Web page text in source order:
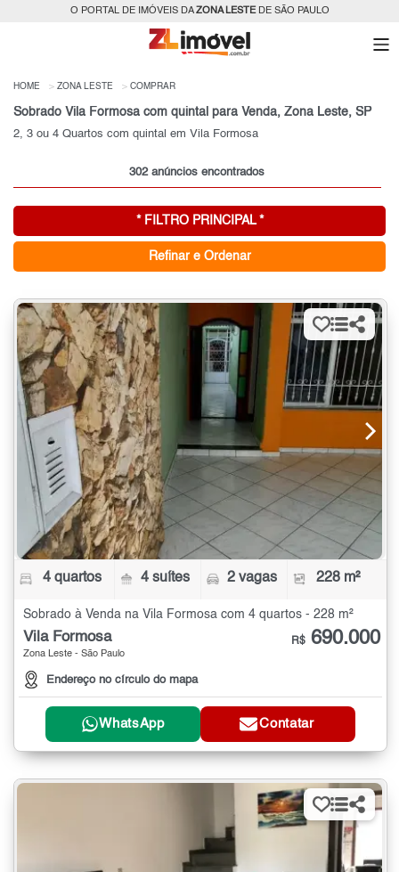
O PORTAL DE IMÓVEIS DAZONA LESTEDE SÃO PAULO
HOME ZONA LESTE COMPRAR
Sobrado Vila Formosa com quintal para Venda, Zona Leste, SP
2, 3 ou 4 Quartos com quintal em Vila Formosa
302 anúncios encontrados
* FILTRO PRINCIPAL *
Refinar e Ordenar
4 quartos 4 suítes 2 vagas 228 m²
Sobrado à Venda na Vila Formosa com 4 quartos - 228 m²
Vila Formosa
Zona Leste - São Paulo
Endereço no círculo do mapa
R$ 690.000
WhatsApp Contatar